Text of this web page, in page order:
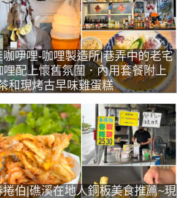
咖吚哩-咖哩製造所|巷弄中的老宅
哩配上懷舊氛圍．內用套餐附上
和現烤古早味雞蛋糕
捲伯|礁溪在地人銅板美食推薦~現